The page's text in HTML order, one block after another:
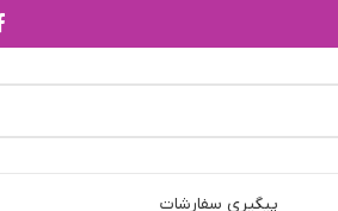
پیگیری سفارشات